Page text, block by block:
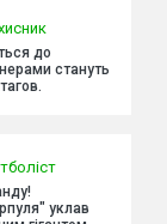
до
стануть
уклав